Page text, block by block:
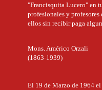
"Francisquita Lucero" en
profesionales y
ellos sin recibir paga
Mons. Américo Orzali
(1863-1939)
El 19 de Marzo de 1964